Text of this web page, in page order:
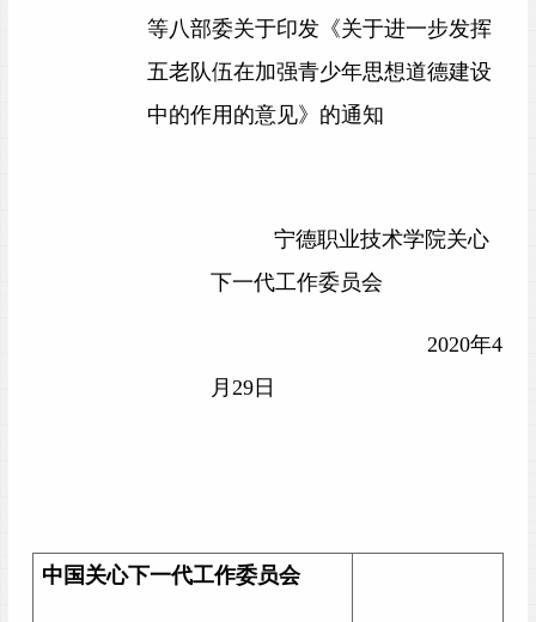
等八部委关于印发《关于进一步发挥
五老队伍在加强青少年思想道德建设
中的作用的意见》的通知
宁德职业技术学院关心
下一代工作委员会
2020年4
月29日
中国关心下一代工作委员会